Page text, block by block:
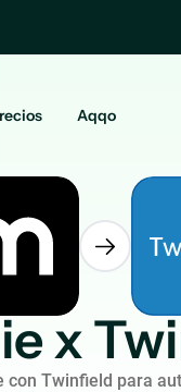
Aqqo
x
con Twinfield para